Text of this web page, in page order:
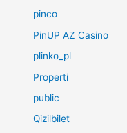
pinco
PinUP AZ Casino
plinko_pl
Properti
public
Qizilbilet